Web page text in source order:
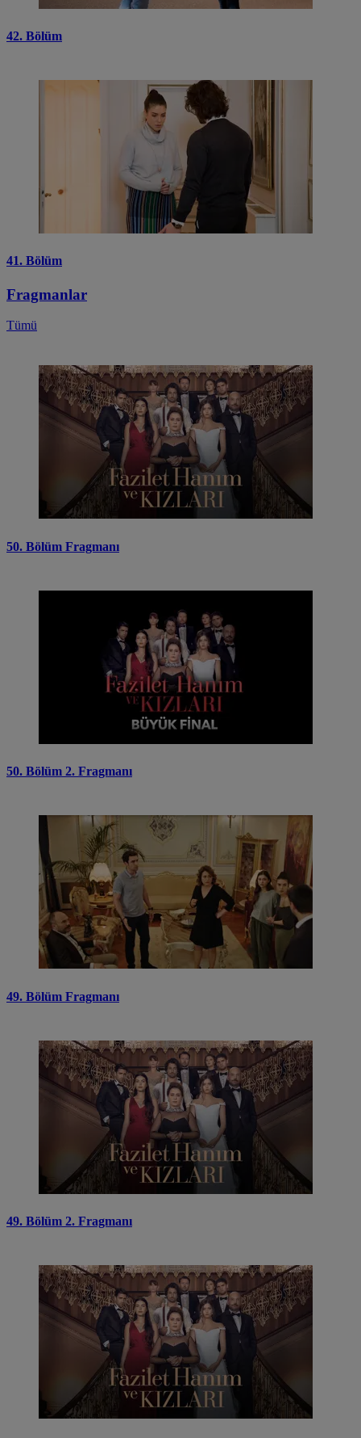
42. Bölüm
41. Bölüm
Fragmanlar
Tümü
50. Bölüm Fragmanı
50. Bölüm 2. Fragmanı
49. Bölüm Fragmanı
49. Bölüm 2. Fragmanı